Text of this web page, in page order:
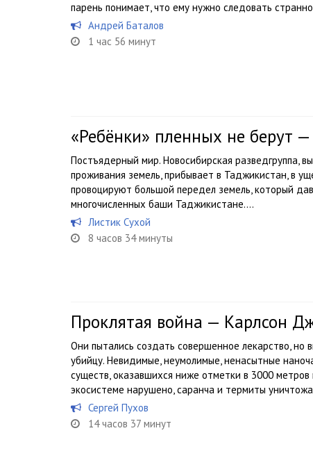
парень понимает, что ему нужно следовать
Андрей Баталов
1 час 56 минут
«Ребёнки» пленных не берут
Постъядерный мир. Новосибирская разведгруппа,
проживания земель, прибывает в Таджикистан, в
провоцируют большой передел земель, который
многочисленных баши Таджикистане....
Листик Сухой
8 часов 34 минуты
Проклятая война — Карлсон
Они пытались создать совершенное лекарство, но
убийцу. Невидимые, неумолимые, ненасытные
существ, оказавшихся ниже отметки в 3000
экосистеме нарушено, саранча и термиты
Сергей Пухов
14 часов 37 минут